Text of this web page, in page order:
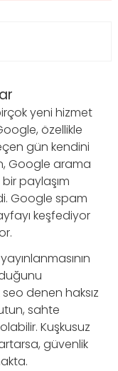
yeni hizmet
özellikle
gün kendini
Google arama
paylaşım
Google spam
keşfediyor
denen haksız
sahte
Kuşkusuz
güvenlik